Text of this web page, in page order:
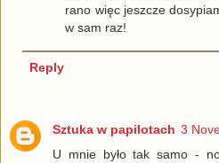
rano więc jeszcze
w sam raz!
Reply
Sztuka w papilotach 3
U mnie było tak samo -